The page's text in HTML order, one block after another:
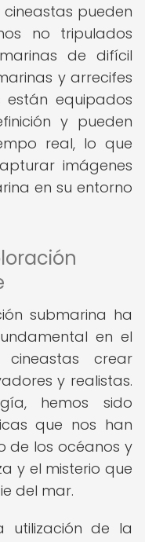
pueden
no tripulados
de difícil
y arrecifes
están equipados
y pueden
real, lo que
imágenes
en su entorno
submarina ha
en el
crear
y realistas.
hemos sido
que nos han
de los océanos y
y el misterio que
del mar.
utilización de la